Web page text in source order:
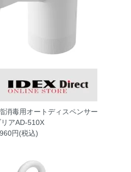
消毒用オートディスペンサー
アAD-510X
円(税込)